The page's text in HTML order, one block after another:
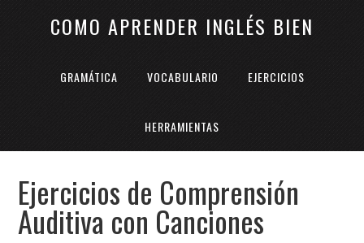
COMO APRENDER INGLÉS BIEN
GRAMÁTICA VOCABULARIO EJERCICIOS
HERRAMIENTAS
Ejercicios de Comprensión
Auditiva con Canciones